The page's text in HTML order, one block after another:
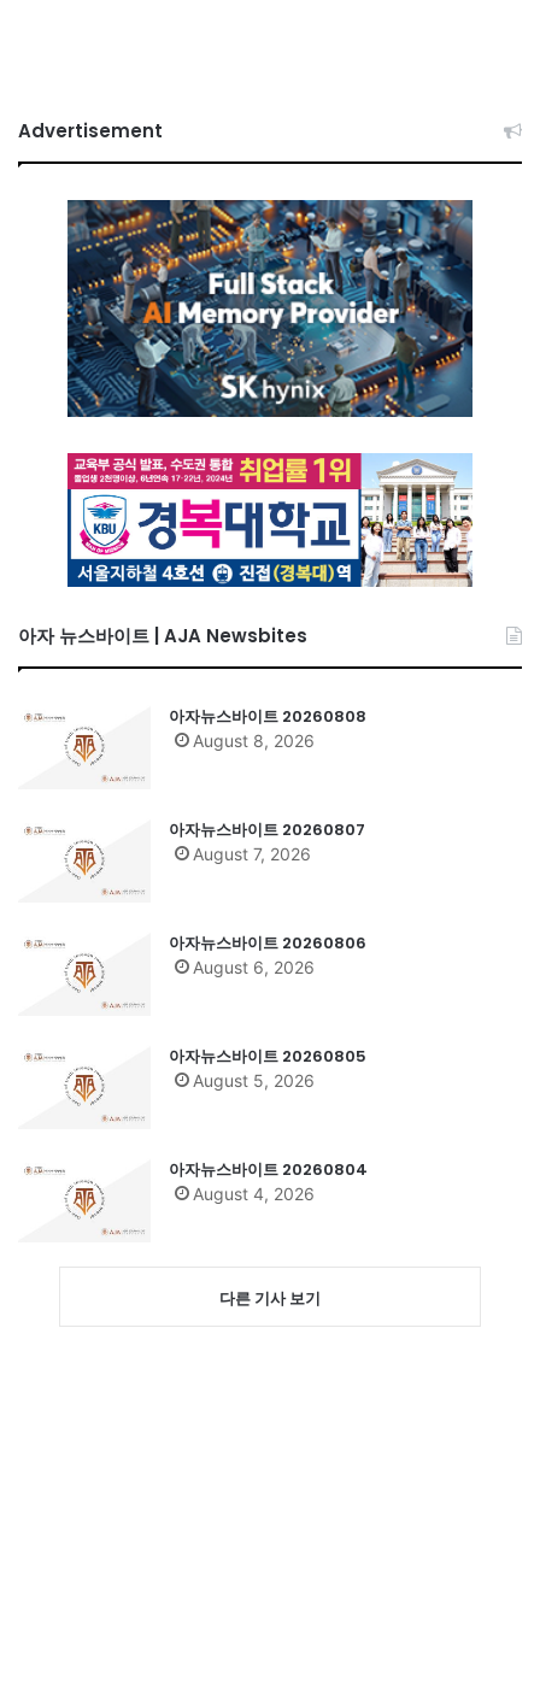
Advertisement
아자 뉴스바이트 | AJA Newsbites
아자뉴스바이트 20260808
August 8, 2026
아자뉴스바이트 20260807
August 7, 2026
아자뉴스바이트 20260806
August 6, 2026
아자뉴스바이트 20260805
August 5, 2026
아자뉴스바이트 20260804
August 4, 2026
다른 기사 보기